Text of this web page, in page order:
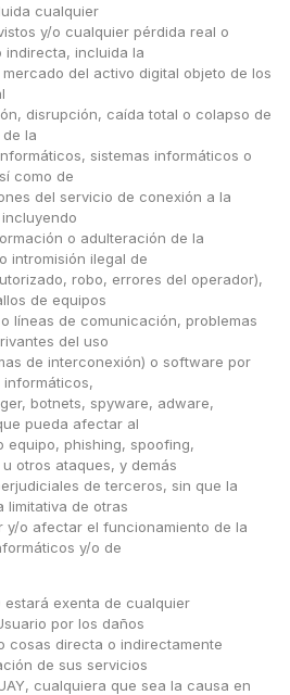
cualquier
y/o cualquier pérdida real o
indirecta, incluida la
del activo digital objeto de los
disrupción, caída total o colapso de
la
sistemas informáticos o
como de
del servicio de conexión a la
o adulteración de la
intromisión ilegal de
robo, errores del operador),
de equipos
líneas de comunicación, problemas
del uso
de interconexión) o software por
botnets, spyware, adware,
pueda afectar al
equipo, phishing, spoofing,
otros ataques, y demás
de terceros, sin que la
limitativa de otras
y/o afectar el funcionamiento de la
y/o de
estará exenta de cualquier
por los daños
cosas directa o indirectamente
de sus servicios
cualquiera que sea la causa en